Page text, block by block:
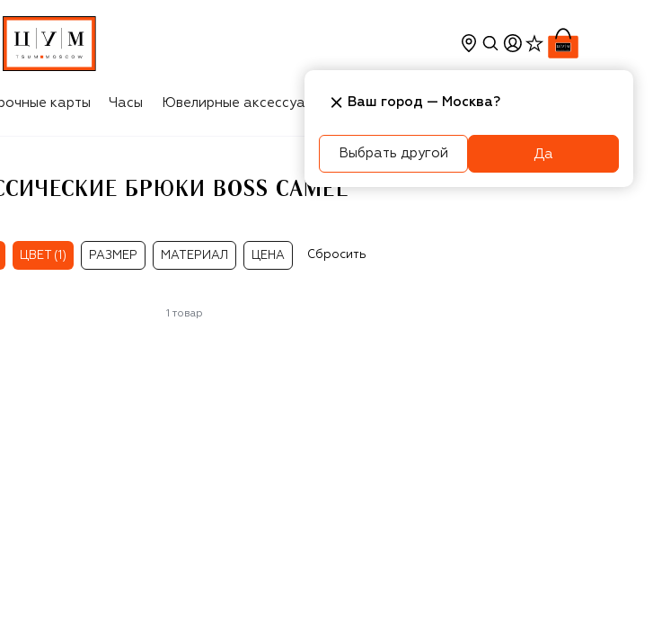
карты Часы Ювелирные аксессуары Косметика Интерьер
БРЮКИ BOSS CAMEL
ЦВЕТ (1) РАЗМЕР МАТЕРИАЛ ЦЕНА Сбросить
1 товар
Ваш город — Москва?
Выбрать другой Да